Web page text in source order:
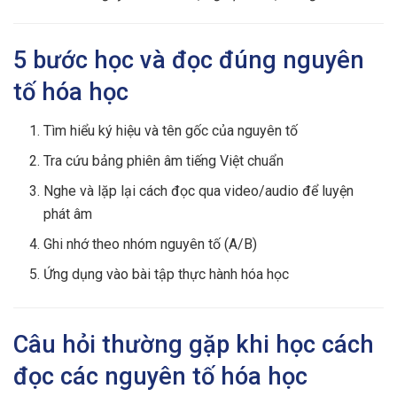
5 bước học và đọc đúng nguyên
tố hóa học
Tìm hiểu ký hiệu và tên gốc của nguyên tố
Tra cứu bảng phiên âm tiếng Việt chuẩn
Nghe và lặp lại cách đọc qua video/audio để luyện
phát âm
Ghi nhớ theo nhóm nguyên tố (A/B)
Ứng dụng vào bài tập thực hành hóa học
Câu hỏi thường gặp khi học cách
đọc các nguyên tố hóa học